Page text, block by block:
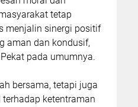
tetap
menjalin sinergi positif
aman dan kondusif,
pada umumnya.
bersama, tetapi juga
ketentraman